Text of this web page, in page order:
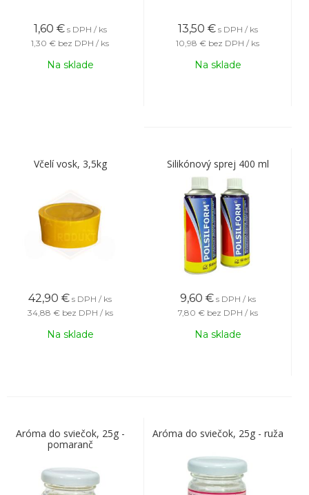
1,60 € s DPH / ks
1,30 € bez DPH / ks
Na sklade
13,50 € s DPH / ks
10,98 € bez DPH / ks
Na sklade
Včelí vosk, 3,5kg
42,90 € s DPH / ks
34,88 € bez DPH / ks
Na sklade
Silikónový sprej 400 ml
9,60 € s DPH / ks
7,80 € bez DPH / ks
Na sklade
Aróma do sviečok, 25g -
pomaranč
Aróma do sviečok, 25g - ruža